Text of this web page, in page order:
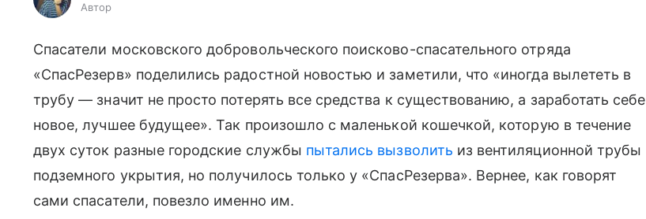
Автор
Спасатели московского добровольческого поисково-спасательного отряда
«СпасРезерв» поделились радостной новостью и заметили, что «иногда вылететь в
трубу — значит не просто потерять все средства к существованию, а заработать себе
новое, лучшее будущее». Так произошло с маленькой кошечкой, которую в течение
двух суток разные городские службы пытались вызволить из вентиляционной трубы
подземного укрытия, но получилось только у «СпасРезерва». Вернее, как говорят
сами спасатели, повезло именно им.